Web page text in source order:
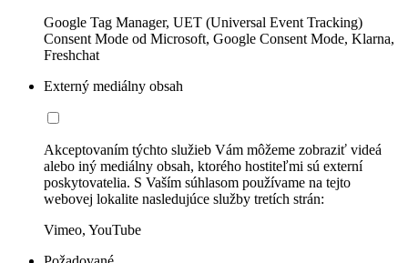
Google Tag Manager, UET (Universal Event Tracking)
Consent Mode od Microsoft, Google Consent Mode, Klarna,
Freshchat
Externý mediálny obsah
Akceptovaním týchto služieb Vám môžeme zobraziť videá
alebo iný mediálny obsah, ktorého hostiteľmi sú externí
poskytovatelia. S Vaším súhlasom používame na tejto
webovej lokalite nasledujúce služby tretích strán:
Vimeo, YouTube